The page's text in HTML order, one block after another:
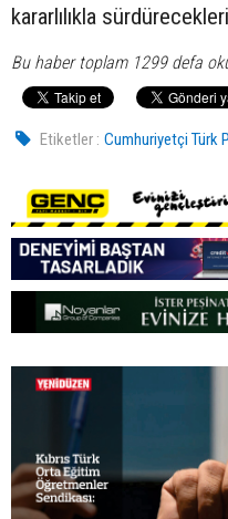
kararlılıkla
Bu haber toplam 1299 defa
Etiketler : Cumhuriyetçi Türk